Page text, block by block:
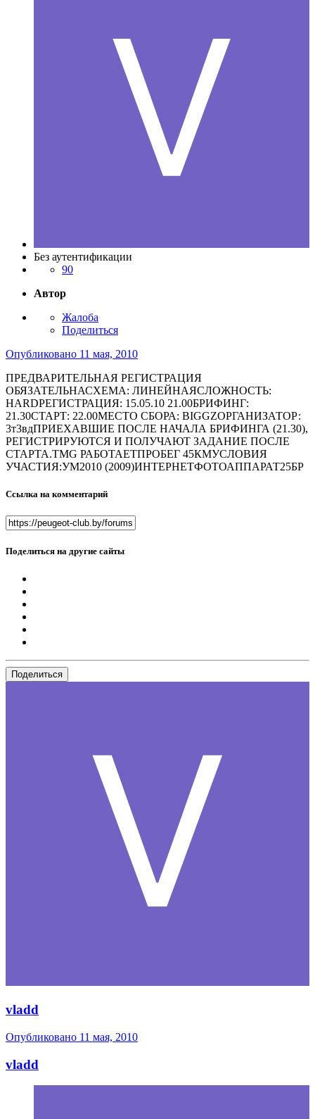
Без аутентификации
90
Автор
Жалоба
Поделиться
Опубликовано 11 мая, 2010
ПРЕДВАРИТЕЛЬНАЯ РЕГИСТРАЦИЯ
ОБЯЗАТЕЛЬНАСХЕМА: ЛИНЕЙНАЯСЛОЖНОСТЬ:
HARDРЕГИСТРАЦИЯ: 15.05.10 21.00БРИФИНГ:
21.30СТАРТ: 22.00МЕСТО СБОРА: BIGGZОРГАНИЗАТОР:
3т3вдПРИЕХАВШИЕ ПОСЛЕ НАЧАЛА БРИФИНГА (21.30),
РЕГИСТРИРУЮТСЯ И ПОЛУЧАЮТ ЗАДАНИЕ ПОСЛЕ
СТАРТА.TMG РАБОТАЕТПРОБЕГ 45КМУСЛОВИЯ
УЧАСТИЯ:УМ2010 (2009)ИНТЕРНЕТФОТОАППАРАТ25БР
Ссылка на комментарий
Поделиться на другие сайты
Поделиться
vladd
Опубликовано 11 мая, 2010
vladd